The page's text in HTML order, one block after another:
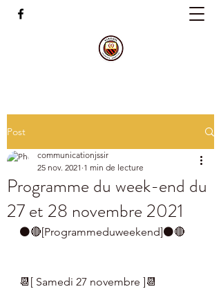
Post
Programme du week-end du
27 et 28 novembre 2021
communicationjssir
25 nov. 2021 1 min de lecture
⚫🔴[Programmeduweekend]⚫🔴
📆[ Samedi 27 novembre ]📆